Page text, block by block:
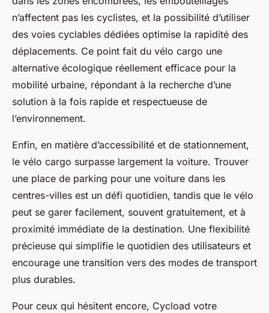
n’affectent pas les cyclistes, et la possibilité d’utiliser
des voies cyclables dédiées optimise la rapidité des
déplacements. Ce point fait du vélo cargo une
alternative écologique réellement efficace pour la
mobilité urbaine, répondant à la recherche d’une
solution à la fois rapide et respectueuse de
l’environnement.
Enfin, en matière d’accessibilité et de stationnement,
le vélo cargo surpasse largement la voiture. Trouver
une place de parking pour une voiture dans les
centres-villes est un défi quotidien, tandis que le vélo
peut se garer facilement, souvent gratuitement, et à
proximité immédiate de la destination. Une flexibilité
précieuse qui simplifie le quotidien des utilisateurs et
encourage une transition vers des modes de transport
plus durables.
Pour ceux qui hésitent encore, Cycload votre